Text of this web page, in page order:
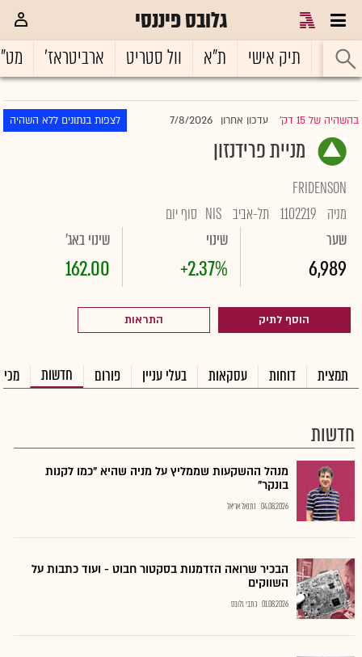
גלובס פיננסי
ראשי תיק אישי ת"א וול סטריט ארביטראז'
בהשהיה של 15 דק' |עדכון אחרון 7/8/2026 לצפות בנתונים ללא השהיה
מניית פרידנזון
FRIDENSON
מניה 1102219 תל-אביב NIS סוף יום
שער
6,989
שינוי
+2.37%
שינוי באג'
162.00
הוסף לתיק התראות
תמצית דוחות עסקאות בעלי עניין פורום חדשות
חדשות
מנהל ההשקעות שממליץ על מניה שהיא "כמו לקנות
בונקר"
04.08.2026 נתנאל אריאל
הבכיר שרואה הזדמנות בסקטור חבוט - ועוד כתבות על
השווקים
01.08.2026 כתבי גלובס